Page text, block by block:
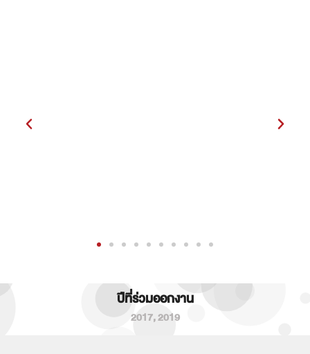
ปีที่ร่วมออกงาน
2017,2019